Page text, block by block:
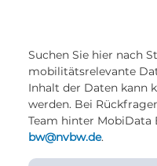
Suchen Sie hier nach
mobilitätsrelevante
Inhalt der Daten kann
werden. Bei
Team hinter
bw@nvbw.de.